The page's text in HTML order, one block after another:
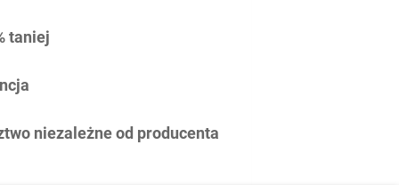
taniej
niezależne od producenta